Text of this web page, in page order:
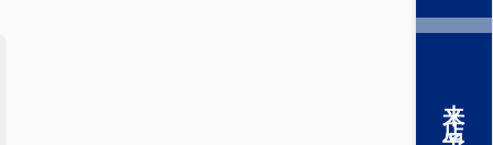
来店予約